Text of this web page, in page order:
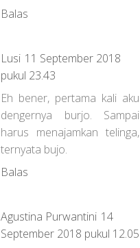
Balas
Lusi 11 September 2018
pukul 23.43
Eh bener, pertama kali aku
dengernya burjo. Sampai
harus menajamkan telinga,
ternyata bujo.
Balas
Agustina Purwantini 14
September 2018 pukul 12.05